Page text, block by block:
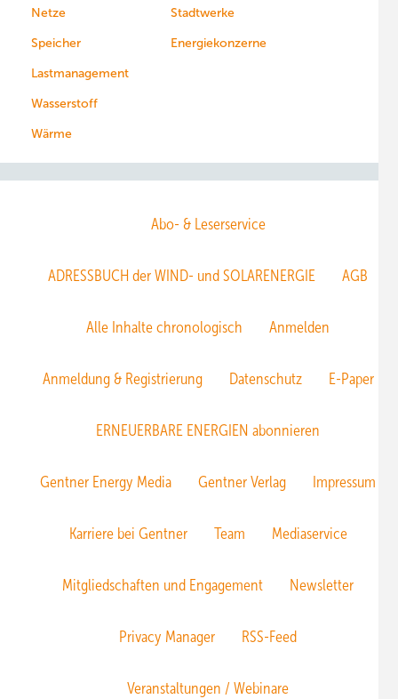
Netze
Speicher
Lastmanagement
Wasserstoff
Wärme
Stadtwerke
Energiekonzerne
Abo- & Leserservice
ADRESSBUCH der WIND- und SOLARENERGIE AGB
Alle Inhalte chronologisch Anmelden
Anmeldung & Registrierung Datenschutz E-Paper
ERNEUERBARE ENERGIEN abonnieren
Gentner Energy Media Gentner Verlag Impressum
Karriere bei Gentner Team Mediaservice
Mitgliedschaften und Engagement Newsletter
Privacy Manager RSS-Feed
Veranstaltungen / Webinare